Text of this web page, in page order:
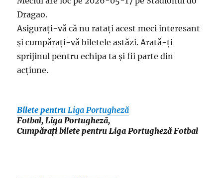
Dragao.
Asigurați-vă că nu ratați acest meci interesant
și cumpărați-vă biletele astăzi. Arată-ți
sprijinul pentru echipa ta și fii parte din
acțiune.
Bilete pentruLiga Portugheză
Fotbal, Liga Portugheză,
Cumpărați bilete pentru Liga Portugheză Fotbal